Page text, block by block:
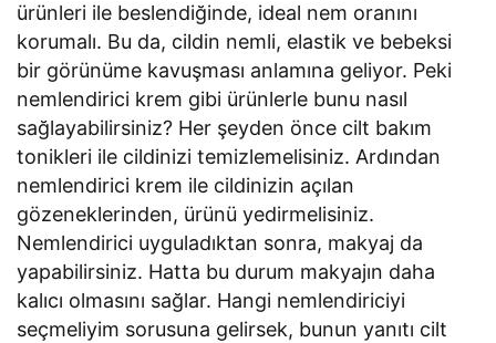
ürünleri ile beslendiğinde, ideal nem oranını
korumalı. Bu da, cildin nemli, elastik ve bebeksi
bir görünüme kavuşması anlamına geliyor. Peki
nemlendirici krem gibi ürünlerle bunu nasıl
sağlayabilirsiniz? Her şeyden önce cilt bakım
tonikleri ile cildinizi temizlemelisiniz. Ardından
nemlendirici krem ile cildinizin açılan
gözeneklerinden, ürünü yedirmelisiniz.
Nemlendirici uyguladıktan sonra, makyaj da
yapabilirsiniz. Hatta bu durum makyajın daha
kalıcı olmasını sağlar. Hangi nemlendiriciyi
seçmeliyim sorusuna gelirsek, bunun yanıtı cilt